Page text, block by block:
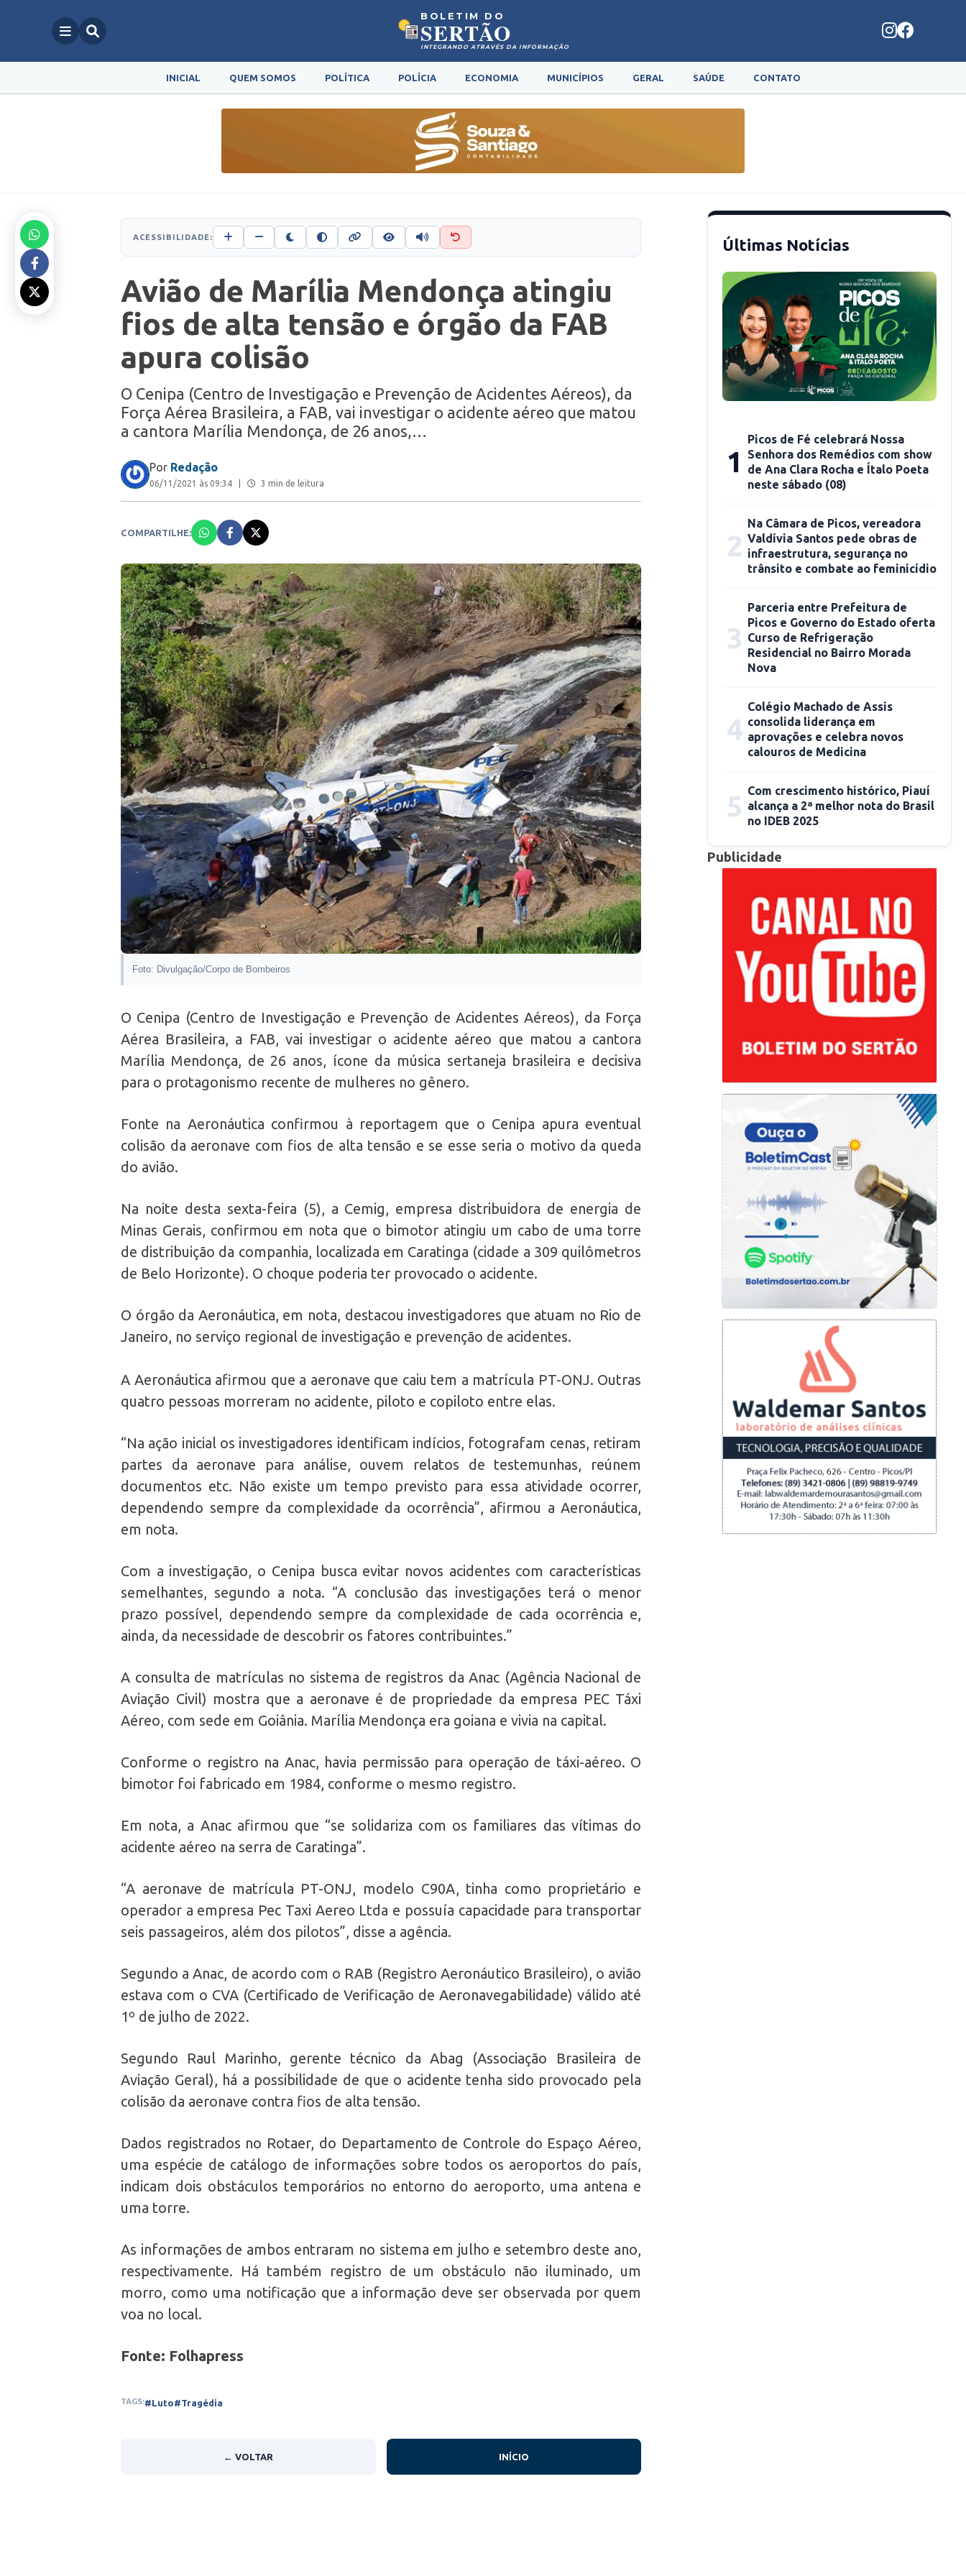
BOLETIM DO
SERTÃO
INTEGRANDO ATRAVÉS DA INFORMAÇÃO
INICIAL QUEM SOMOS POLÍTICA POLÍCIA ECONOMIA MUNICÍPIOS GERAL SAÚDE CONTATO
ACESSIBILIDADE:
Avião de Marília Mendonça atingiu
fios de alta tensão e órgão da FAB
apura colisão
O Cenipa (Centro de Investigação e Prevenção de Acidentes Aéreos), da
Força Aérea Brasileira, a FAB, vai investigar o acidente aéreo que matou
a cantora Marília Mendonça, de 26 anos,…
Por Redação
06/11/2021 às 09:34 3 min de leitura
COMPARTILHE:
Foto: Divulgação/Corpo de Bombeiros
O Cenipa (Centro de Investigação e Prevenção de Acidentes Aéreos), da Força
Aérea Brasileira, a FAB, vai investigar o acidente aéreo que matou a cantora
Marília Mendonça, de 26 anos, ícone da música sertaneja brasileira e decisiva
para o protagonismo recente de mulheres no gênero.
Fonte na Aeronáutica confirmou à reportagem que o Cenipa apura eventual
colisão da aeronave com fios de alta tensão e se esse seria o motivo da queda
do avião.
Na noite desta sexta-feira (5), a Cemig, empresa distribuidora de energia de
Minas Gerais, confirmou em nota que o bimotor atingiu um cabo de uma torre
de distribuição da companhia, localizada em Caratinga (cidade a 309 quilômetros
de Belo Horizonte). O choque poderia ter provocado o acidente.
O órgão da Aeronáutica, em nota, destacou investigadores que atuam no Rio de
Janeiro, no serviço regional de investigação e prevenção de acidentes.
A Aeronáutica afirmou que a aeronave que caiu tem a matrícula PT-ONJ. Outras
quatro pessoas morreram no acidente, piloto e copiloto entre elas.
“Na ação inicial os investigadores identificam indícios, fotografam cenas, retiram
partes da aeronave para análise, ouvem relatos de testemunhas, reúnem
documentos etc. Não existe um tempo previsto para essa atividade ocorrer,
dependendo sempre da complexidade da ocorrência”, afirmou a Aeronáutica,
em nota.
Com a investigação, o Cenipa busca evitar novos acidentes com características
semelhantes, segundo a nota. “A conclusão das investigações terá o menor
prazo possível, dependendo sempre da complexidade de cada ocorrência e,
ainda, da necessidade de descobrir os fatores contribuintes.”
A consulta de matrículas no sistema de registros da Anac (Agência Nacional de
Aviação Civil) mostra que a aeronave é de propriedade da empresa PEC Táxi
Aéreo, com sede em Goiânia. Marília Mendonça era goiana e vivia na capital.
Conforme o registro na Anac, havia permissão para operação de táxi-aéreo. O
bimotor foi fabricado em 1984, conforme o mesmo registro.
Em nota, a Anac afirmou que “se solidariza com os familiares das vítimas do
acidente aéreo na serra de Caratinga”.
“A aeronave de matrícula PT-ONJ, modelo C90A, tinha como proprietário e
operador a empresa Pec Taxi Aereo Ltda e possuía capacidade para transportar
seis passageiros, além dos pilotos”, disse a agência.
Segundo a Anac, de acordo com o RAB (Registro Aeronáutico Brasileiro), o avião
estava com o CVA (Certificado de Verificação de Aeronavegabilidade) válido até
1º de julho de 2022.
Segundo Raul Marinho, gerente técnico da Abag (Associação Brasileira de
Aviação Geral), há a possibilidade de que o acidente tenha sido provocado pela
colisão da aeronave contra fios de alta tensão.
Dados registrados no Rotaer, do Departamento de Controle do Espaço Aéreo,
uma espécie de catálogo de informações sobre todos os aeroportos do país,
indicam dois obstáculos temporários no entorno do aeroporto, uma antena e
uma torre.
As informações de ambos entraram no sistema em julho e setembro deste ano,
respectivamente. Há também registro de um obstáculo não iluminado, um
morro, como uma notificação que a informação deve ser observada por quem
voa no local.
Fonte: Folhapress
TAGS:#Luto#Tragédia
← VOLTAR INÍCIO
Últimas Notícias
1
Picos de Fé celebrará Nossa
Senhora dos Remédios com show
de Ana Clara Rocha e Ítalo Poeta
neste sábado (08)
2
Na Câmara de Picos, vereadora
Valdívia Santos pede obras de
infraestrutura, segurança no
trânsito e combate ao feminicídio
3
Parceria entre Prefeitura de
Picos e Governo do Estado oferta
Curso de Refrigeração
Residencial no Bairro Morada
Nova
4
Colégio Machado de Assis
consolida liderança em
aprovações e celebra novos
calouros de Medicina
5 Com crescimento histórico, Piauí
alcança a 2ª melhor nota do Brasil
no IDEB 2025
Publicidade